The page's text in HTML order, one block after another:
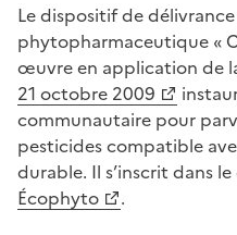
Le dispositif de
phytopharmaceutique «
œuvre en application de
21 octobre 2009
communautaire pour
pesticides compatible
durable. Il s’inscrit dans
Écophyto
.